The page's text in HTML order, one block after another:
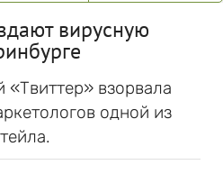
вирусную
взорвала
одной из